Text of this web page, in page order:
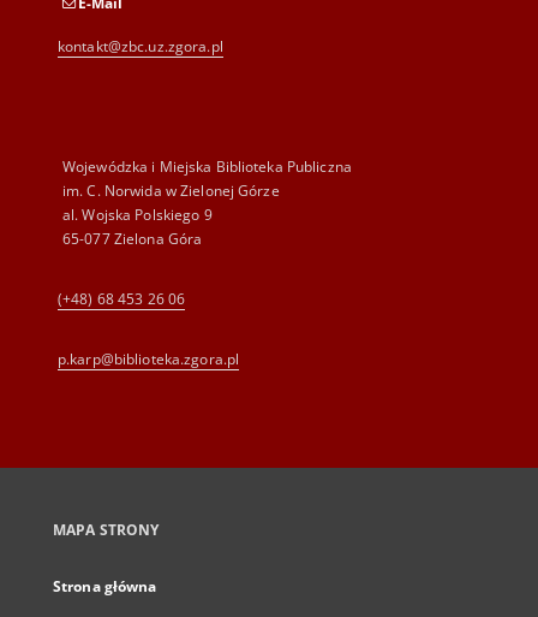
kontakt@zbc.uz.zgora.pl
Wojewódzka i Miejska Biblioteka Publiczna
im. C. Norwida w Zielonej Górze
al. Wojska Polskiego 9
65-077 Zielona Góra
(+48) 68 453 26 06
p.karp@biblioteka.zgora.pl
MAPA STRONY
Strona główna